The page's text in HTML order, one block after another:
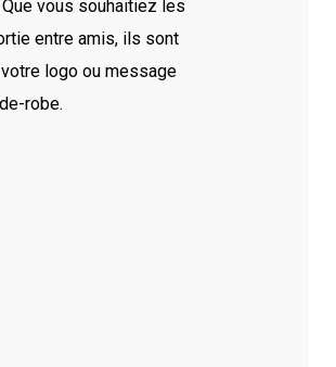
ou personnels. Notre savoir-
brodage sur textile.
vous souhaitiez les
entre amis, ils sont
logo ou message
robe.